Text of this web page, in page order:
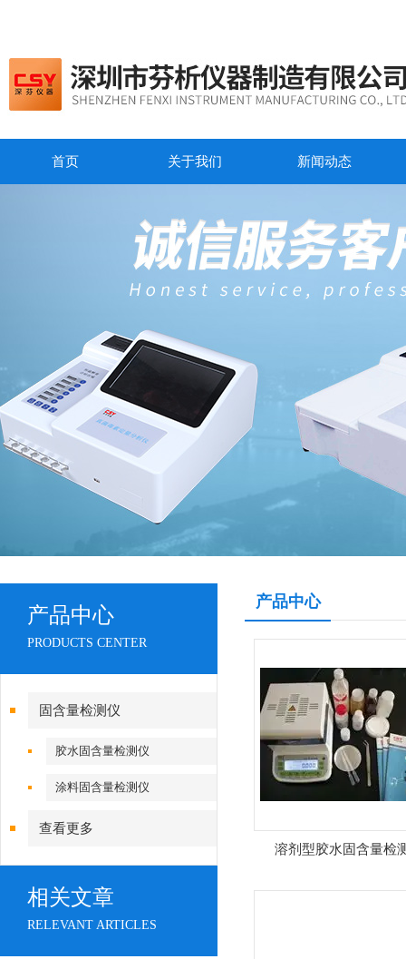
首页 关于我们 新闻动态
产品中心
PRODUCTS CENTER
固含量检测仪
胶水固含量检测仪
涂料固含量检测仪
查看更多
相关文章
RELEVANT ARTICLES
产品中心
溶剂型胶水固含量检